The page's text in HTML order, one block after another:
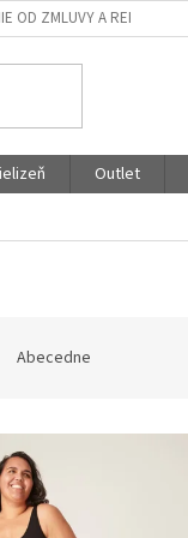
OD ZMLUVY A REKLAMÁCIE
Outlet
Abecedne